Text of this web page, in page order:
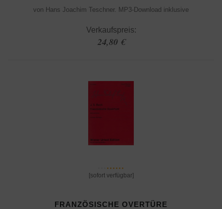
von Hans Joachim Teschner. MP3-Download inklusive
Verkaufspreis:
24,80 €
[sofort verfügbar]
FRANZÖSISCHE OVERTÜRE